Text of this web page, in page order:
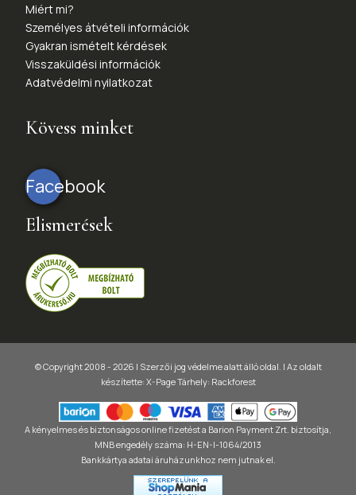
Miért mi?
Személyes átvételi információk
Gyakran ismételt kérdések
Visszaküldési információk
Adatvédelmi nyilatkozat
Kövess minket
Facebook
Elismerések
© Copyright 2008 - 2026 | Szerzői jog védelme alatt álló oldal. | Az oldalt
készítette: X-PageTárhely: Rackforest
A kényelmes és biztonságos online fizetést a Barion Payment Zrt. biztosítja,
MNB engedély száma: H-EN-I-1064/2013
Bankkártya adatai áruházunkhoz nem jutnak el.